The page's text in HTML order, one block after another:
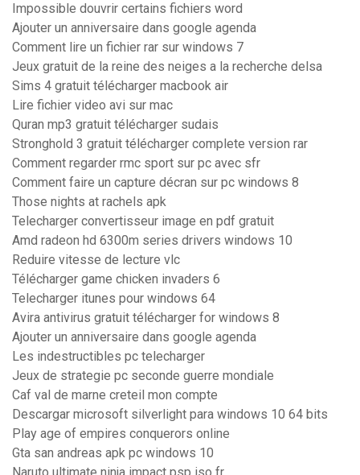
Impossible douvrir certains fichiers word
Ajouter un anniversaire dans google agenda
Comment lire un fichier rar sur windows 7
Jeux gratuit de la reine des neiges a la recherche delsa
Sims 4 gratuit télécharger macbook air
Lire fichier video avi sur mac
Quran mp3 gratuit télécharger sudais
Stronghold 3 gratuit télécharger complete version rar
Comment regarder rmc sport sur pc avec sfr
Comment faire un capture décran sur pc windows 8
Those nights at rachels apk
Telecharger convertisseur image en pdf gratuit
Amd radeon hd 6300m series drivers windows 10
Reduire vitesse de lecture vlc
Télécharger game chicken invaders 6
Telecharger itunes pour windows 64
Avira antivirus gratuit télécharger for windows 8
Ajouter un anniversaire dans google agenda
Les indestructibles pc telecharger
Jeux de strategie pc seconde guerre mondiale
Caf val de marne creteil mon compte
Descargar microsoft silverlight para windows 10 64 bits
Play age of empires conquerors online
Gta san andreas apk pc windows 10